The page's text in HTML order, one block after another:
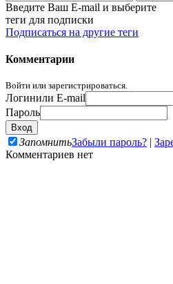
Введите Ваш E-mail и выберите
теги для подписки
Подписаться на другие теги
Комментарии
Войти или зарегистрироваться.
Логинили E-mail
Пароль
ЗапомнитьЗабыли пароль? |
Комментариев нет